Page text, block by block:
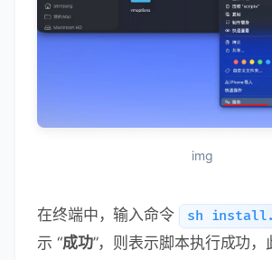
img
在终端中，输入命令 sh
示 “成功”，则表示脚本执行成功，